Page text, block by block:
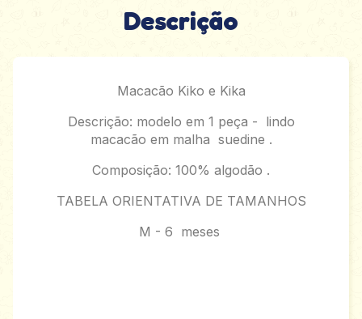
Descrição
Macacão Kiko e Kika
Descrição: modelo em 1 peça - lindo
macacão em malha suedine .
Composição: 100% algodão .
TABELA ORIENTATIVA DE TAMANHOS
M - 6 meses